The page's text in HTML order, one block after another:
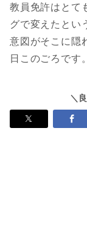
教員免許はとて
グで変えたとい
意図がそこに隠
日このごろです。
＼